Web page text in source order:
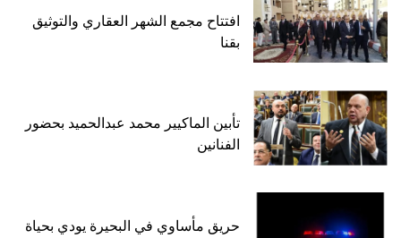
افتتاح مجمع الشهر العقاري والتوثيق
بقنا
تأبين الماكيير محمد عبدالحميد بحضور
الفنانين
حريق مأساوي في البحيرة يودي بحياة